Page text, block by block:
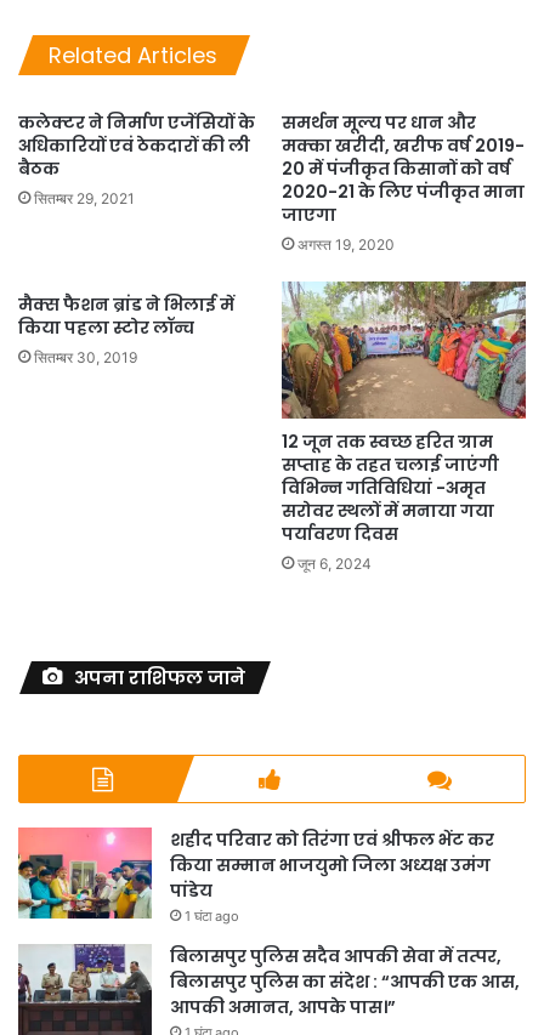
Related Articles
कलेक्टर ने निर्माण एजेंसियों के
अधिकारियों एवं ठेकदारों की ली
बैठक
सितम्बर 29, 2021
समर्थन मूल्य पर धान और
मक्का खरीदी, खरीफ वर्ष 2019-
20 में पंजीकृत किसानों को वर्ष
2020-21 के लिए पंजीकृत माना
जाएगा
अगस्त 19, 2020
मैक्स फैशन ब्रांड ने भिलाई में
किया पहला स्टोर लॉन्च
सितम्बर 30, 2019
12 जून तक स्वच्छ हरित ग्राम
सप्ताह के तहत चलाई जाएंगी
विभिन्न गतिविधियां -अमृत
सरोवर स्थलों में मनाया गया
पर्यावरण दिवस
जून 6, 2024
अपना राशिफल जाने
शहीद परिवार को तिरंगा एवं श्रीफल भेंट कर
किया सम्मान भाजयुमो जिला अध्यक्ष उमंग
पांडेय
1 घंटा ago
बिलासपुर पुलिस सदैव आपकी सेवा में तत्पर,
बिलासपुर पुलिस का संदेश : “आपकी एक आस,
आपकी अमानत, आपके पास।”